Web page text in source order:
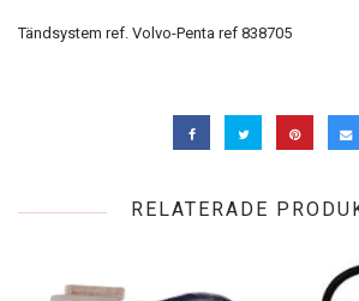
Tändsystem ref. Volvo-Penta ref 838705
RELATERADE